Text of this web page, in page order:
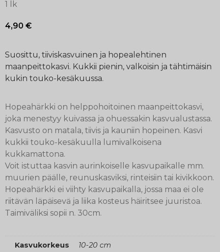
1 lk
4,90 €
Suosittu, tiiviskasvuinen ja hopealehtinen
maanpeittokasvi. Kukkii pienin, valkoisin ja tähtimäisin
kukin touko-kesäkuussa.
Hopeahärkki on helppohoitoinen maanpeittokasvi,
joka menestyy kuivassa ja ohuessakin kasvualustassa.
Kasvusto on matala, tiivis ja kauniin hopeinen. Kasvi
kukkii touko-kesäkuulla lumivalkoisena
kukkamattona.
Voit istuttaa kasvin aurinkoiselle kasvupaikalle mm.
muurien päälle, reunuskasviksi, rinteisiin tai kivikkoon.
Hopeahärkki ei viihty kasvupaikalla, jossa maa ei ole
riitävän läpäisevä ja liika kosteus häiritsee juuristoa.
Taimiväliksi sopii n. 30cm.
Kasvukorkeus 10-20 cm